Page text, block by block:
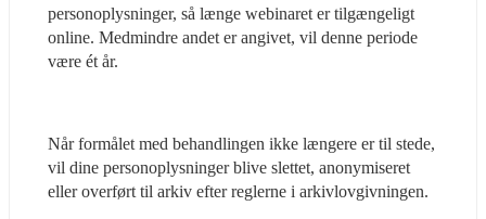
personoplysninger, så længe webinaret er tilgængeligt
online. Medmindre andet er angivet, vil denne periode
være ét år.
Når formålet med behandlingen ikke længere er til stede,
vil dine personoplysninger blive slettet, anonymiseret
eller overført til arkiv efter reglerne i arkivlovgivningen.